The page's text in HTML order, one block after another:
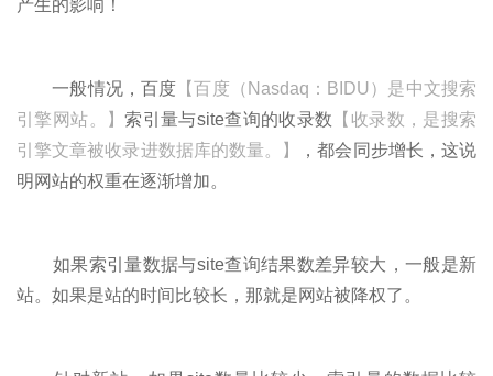
产生的影响！
一般情况，百度 【百度（Nasdaq：BIDU）是中文搜索
引擎网站。】索引量与site查询的收录数 【收录数，是搜索
引擎文章被收录进数据库的数量。】
，都会同步增长，这说
明网站的权重在逐渐增加。
如果索引量数据与site查询结果数差异较大，一般是新
站。如果是站的时间比较长，那就是网站被降权了。